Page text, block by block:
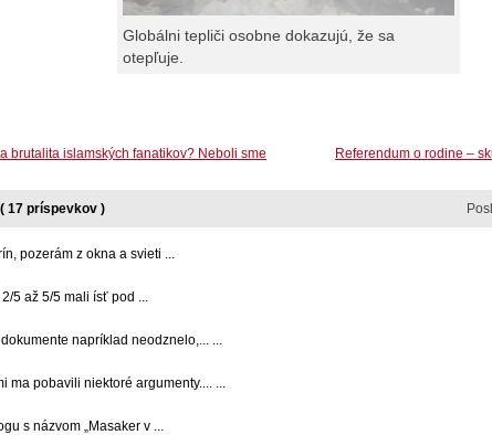
Globálni tepliči osobne dokazujú, že sa
otepľuje.
Referendum o rodine –
brutalita islamských fanatikov? Neboli sme
17 príspevkov )
pozerám z okna a svieti ...
5 až 5/5 mali ísť pod ...
napríklad neodznelo,... ...
ma pobavili niektoré argumenty.... ...
s názvom „Masaker v ...